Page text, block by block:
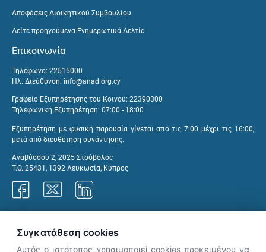
Αποφάσεις Διοικητικού Συμβουλίου
Δείτε προηγούμενα Ενημερωτικά Δελτία
Επικοινωνία
Τηλέφωνο: 22515000
Ηλ. Διεύθυνση: info@anad.org.cy
Γραφείο Εξυπηρέτησης του Κοινού: 22390300
Τηλεφωνική Εξυπηρέτηση: 07:00 - 18:00
Εξυπηρέτηση με φυσική παρουσία γίνεται από τις 7:00 μέχρι τις 16:00,
μετά από διευθέτηση συνάντησης.
Αναβύσσου 2, 2025 Στρόβολος
Τ.Θ. 25431, 1392 Λευκωσία, Κύπρος
Συγκατάθεση cookies
Αυτός ο ιστότοπος χρησιμοποιεί cookies προκειμένου να